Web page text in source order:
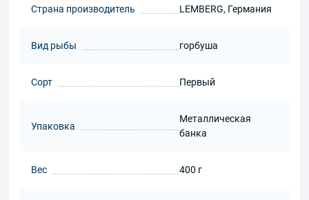
Страна производитель LEMBERG, Германия
Вид рыбы горбуша
Сорт Первый
Упаковка
Металлическая
банка
Вес 400 г